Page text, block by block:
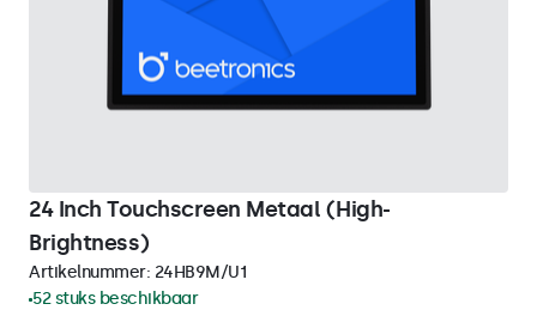
24 Inch Touchscreen Metaal (High-
Brightness)
Artikelnummer: 24HB9M/U1
52 stuks beschikbaar